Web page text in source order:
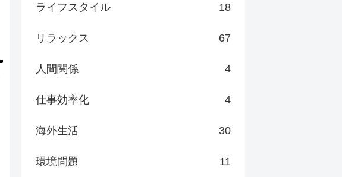
ライフスタイル 18
リラックス 67
人間関係 4
仕事効率化 4
海外生活 30
環境問題 11